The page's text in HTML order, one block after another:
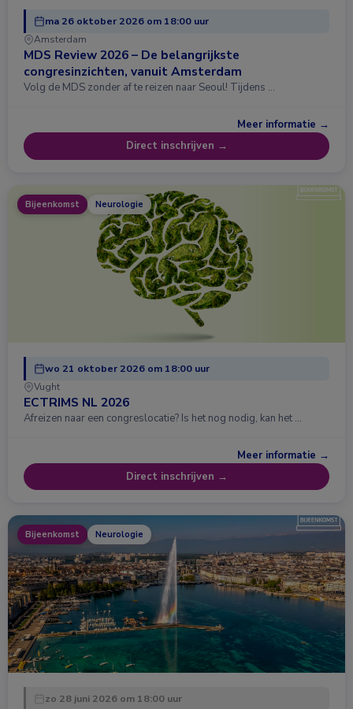
ma 26 oktober 2026 om 18:00 uur
Amsterdam
MDS Review 2026 – De belangrijkste
congresinzichten, vanuit Amsterdam
Volg de MDS zonder af te reizen naar Seoul! Tijdens …
Meer informatie →
Direct inschrijven →
Bijeenkomst Neurologie
wo 21 oktober 2026 om 18:00 uur
Vught
ECTRIMS NL 2026
Afreizen naar een congreslocatie? Is het nog nodig, kan het …
Meer informatie →
Direct inschrijven →
Bijeenkomst Neurologie
zo 28 juni 2026 om 18:00 uur